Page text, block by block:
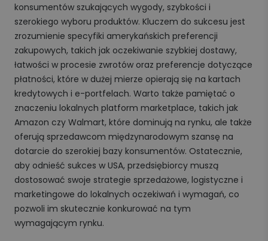
konsumentów szukających wygody, szybkości i
szerokiego wyboru produktów. Kluczem do sukcesu jest
zrozumienie specyfiki amerykańskich preferencji
zakupowych, takich jak oczekiwanie szybkiej dostawy,
łatwości w procesie zwrotów oraz preferencje dotyczące
płatności, które w dużej mierze opierają się na kartach
kredytowych i e-portfelach. Warto także pamiętać o
znaczeniu lokalnych platform marketplace, takich jak
Amazon czy Walmart, które dominują na rynku, ale także
oferują sprzedawcom międzynarodowym szansę na
dotarcie do szerokiej bazy konsumentów. Ostatecznie,
aby odnieść sukces w USA, przedsiębiorcy muszą
dostosować swoje strategie sprzedażowe, logistyczne i
marketingowe do lokalnych oczekiwań i wymagań, co
pozwoli im skutecznie konkurować na tym
wymagającym rynku.